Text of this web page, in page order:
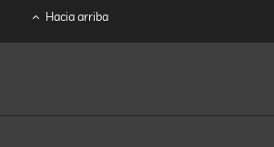
Hacia arriba